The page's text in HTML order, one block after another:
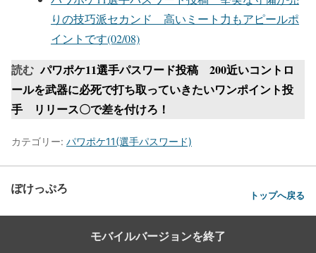
りの技巧派セカンド 高いミート力もアピールポ
イントです(02/08)
読む パワポケ11選手パスワード投稿 200近いコントロ
ールを武器に必死で打ち取っていきたいワンポイント投
手 リリース〇で差を付けろ！
カテゴリー: パワポケ11(選手パスワード)
ぽけっぷろ トップへ戻る
モバイルバージョンを終了